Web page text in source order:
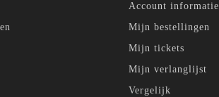
Account informatie
Mijn bestellingen
Mijn tickets
Mijn verlanglijst
Vergelijk